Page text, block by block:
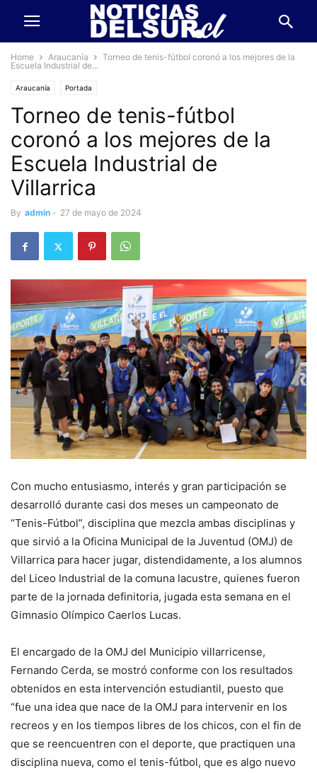
Home Araucanía
Torneo de tenis-fútbol coronó a los mejores de la
Escuela Industrial de...
Araucanía Portada
Torneo de tenis-fútbol
coronó a los mejores de la
Escuela Industrial de
Villarrica
By admin - 27 de mayo de 2024
Con mucho entusiasmo, interés y gran participación se
desarrolló durante casi dos meses un campeonato de
“Tenis-Fútbol”, disciplina que mezcla ambas disciplinas y
que sirvió a la Oficina Municipal de la Juventud (OMJ) de
Villarrica para hacer jugar, distendidamente, a los alumnos
del Liceo Industrial de la comuna lacustre, quienes fueron
parte de la jornada definitoria, jugada esta semana en el
Gimnasio Olímpico Caerlos Lucas.
El encargado de la OMJ del Municipio villarricense,
Fernando Cerda, se mostró conforme con los resultados
obtenidos en esta intervención estudiantil, puesto que
“fue una idea que nace de la OMJ para intervenir en los
recreos y en los tiempos libres de los chicos, con el fin de
que se reencuentren con el deporte, que practiquen una
disciplina nueva, como el tenis-fútbol, que es algo nuevo